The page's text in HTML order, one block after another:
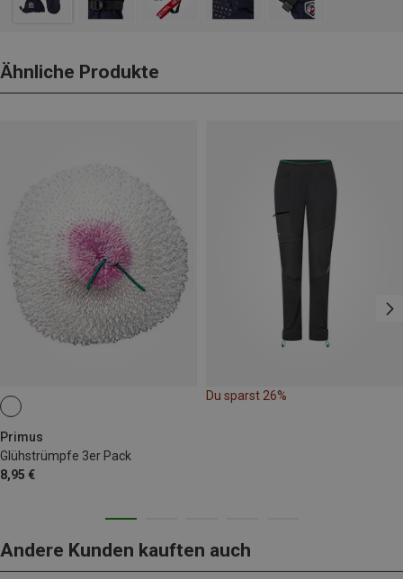
Ähnliche Produkte
Primus
Glühstrümpfe 3er Pack
8,95 €
Du sparst 26%
Andere Kunden kauften auch